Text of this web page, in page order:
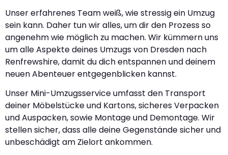
Unser erfahrenes Team weiß, wie stressig ein Umzug
sein kann. Daher tun wir alles, um dir den Prozess so
angenehm wie möglich zu machen. Wir kümmern uns
um alle Aspekte deines Umzugs von Dresden nach
Renfrewshire, damit du dich entspannen und deinem
neuen Abenteuer entgegenblicken kannst.
Unser Mini-Umzugsservice umfasst den Transport
deiner Möbelstücke und Kartons, sicheres Verpacken
und Auspacken, sowie Montage und Demontage. Wir
stellen sicher, dass alle deine Gegenstände sicher und
unbeschädigt am Zielort ankommen.